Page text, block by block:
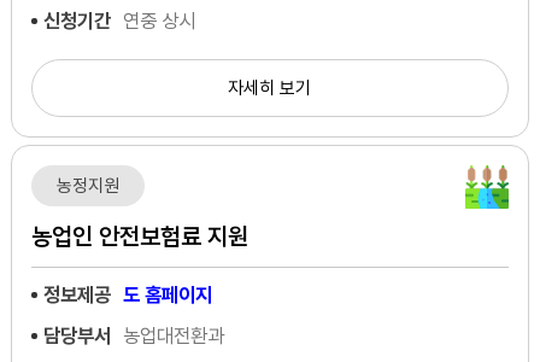
신청기간 연중 상시
자세히 보기
농정지원
농업인 안전보험료 지원
정보제공 도 홈페이지
담당부서
농업대전환과